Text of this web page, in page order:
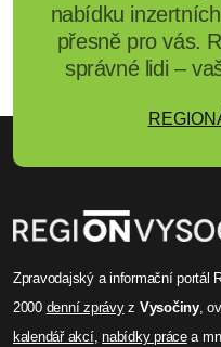
nabídku
přesně pro vás.
správné lidi –
Zpravodajský a informační portál
2000 denní zprávyz Vysočiny,
kalendář akcí,nabídky prácea